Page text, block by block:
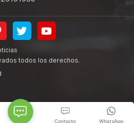
todos los derechos.
WhatsApp
Contacto